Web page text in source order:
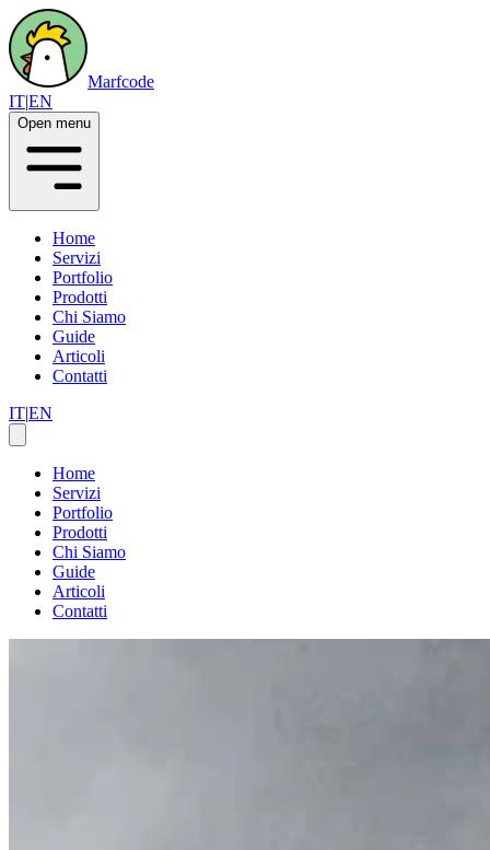
Marfcode
IT|EN
Open menu
Home
Servizi
Portfolio
Prodotti
Chi Siamo
Guide
Articoli
Contatti
IT|EN
Home
Servizi
Portfolio
Prodotti
Chi Siamo
Guide
Articoli
Contatti